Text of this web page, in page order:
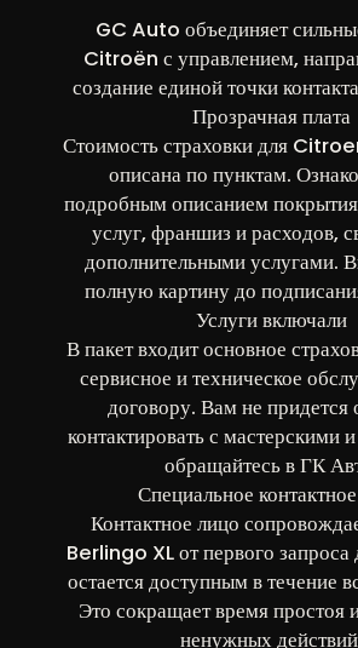
GC Auto объединяет
Citroën с управлением,
создание единой точки
Прозрачная плата
Стоимость страховки для
описана по пунктам.
подробным описанием
услуг, франшиз и расходов,
дополнительными услугами.
полную картину до
Услуги включали
В пакет входит основное
сервисное и техническое
договору. Вам не придется
контактировать с мастерскими
обращайтесь в ГК
Специальное
Контактное лицо
Berlingo XL от первого запроса
остается доступным в течение
Это сокращает время простоя
ненужных